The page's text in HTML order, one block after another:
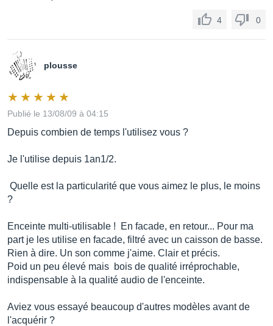
4 0
plousse
Publié le 13/08/09 à 04:15
Depuis combien de temps l'utilisez vous ?
Je l'utilise depuis 1an1/2.
Quelle est la particularité que vous aimez le plus, le moins
?
Enceinte multi-utilisable ! En facade, en retour... Pour ma
part je les utilise en facade, filtré avec un caisson de basse.
Rien à dire. Un son comme j'aime. Clair et précis.
Poid un peu élevé mais bois de qualité irréprochable,
indispensable à la qualité audio de l'enceinte.
Aviez vous essayé beaucoup d'autres modèles avant de
l'acquérir ?